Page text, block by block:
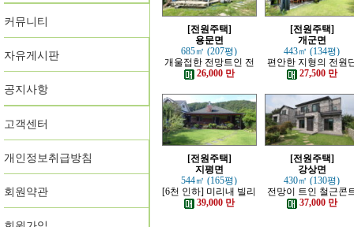
커뮤니티
자유게시판
공지사항
고객센터
개인정보취급방침
회원약관
[전원주택]
용문면
685㎡ (207평)
개울접한 전망트인 전
원주택
26,000 만
[전원주택]
개군면
443㎡ (134평)
편안한 지형의 전원
지 내의 주택
27,500 만
[전원주택]
지평면
544㎡ (165평)
[6천 인하] 미리내 빌리
지에 위치한 전원주택
39,000 만
[전원주택]
강상면
430㎡ (130평)
전망이 트인 철근콘
리트 신축 주택
37,000 만